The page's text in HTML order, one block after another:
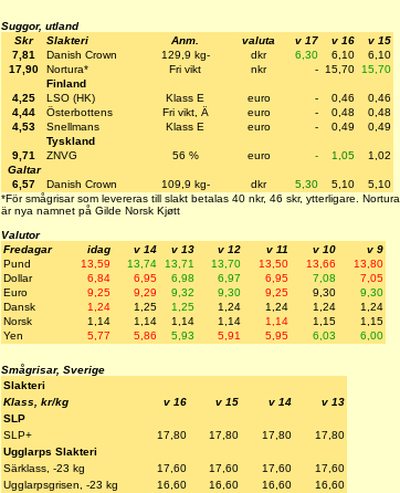
Suggor, utland
Skr
Slakteri Anm. valuta v 17 v 16
v 15
7,81
Danish Crown 129,9 kg- dkr 6,30 6,10
6,10
17,90
Nortura* Fri vikt nkr - 15,70
15,70
Finland
4,25
LSO (HK) Klass E euro - 0,46
0,46
4,44
Österbottens Fri vikt, Ä euro - 0,48
0,48
4,53
Snellmans Klass E euro - 0,49
0,49
Tyskland
9,71
ZNVG 56 % euro - 1,05
1,02
Galtar
6,57
Danish Crown 109,9 kg- dkr 5,30 5,10
5,10
*För smågrisar som levereras till slakt betalas 40 nkr, 46 skr, ytterligare. Nortura
är nya namnet på Gilde Norsk Kjøtt
Valutor
Fredagar
idag v 14 v 13 v 12 v 11 v 10
v 9
Pund
13,59 13,74 13,71 13,70 13,50 13,66
13,80
Dollar
6,84 6,95 6,98 6,97 6,95 7,08
7,05
Euro
9,25 9,29 9,32 9,30 9,25 9,30
9,30
Dansk
1,24 1,25 1,25 1,24 1,24 1,24
1,24
Norsk
1,14 1,14 1,14 1,14 1,14 1,15
1,15
Yen
5,77 5,86 5,93 5,91 5,95 6,03 6,00
Smågrisar, Sverige
Slakteri
Klass, kr/kg
v 16 v 15 v 14
v 13
SLP
SLP+
17,80 17,80 17,80
17,80
Ugglarps Slakteri
Särklass, -23 kg
17,60 17,60 17,60
17,60
Ugglarpsgrisen, -23 kg
16,60 16,60 16,60
16,60